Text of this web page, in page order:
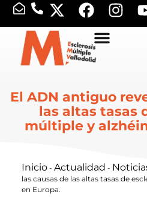
El ADN antiguo
las altas tasas
múltiple y
Inicio- Actualidad -
las causas de las altas tasas de
en Europa.